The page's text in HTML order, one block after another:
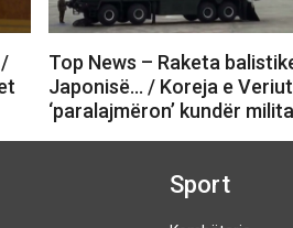
Top News – Raketa
Japonisë… / Koreja e Veriut
‘paralajmëron’ kundër
Sport